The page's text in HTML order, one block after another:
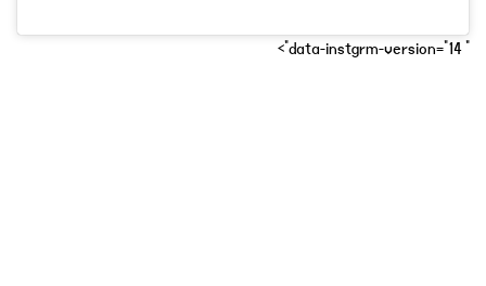
" data-instgrm-version="14">